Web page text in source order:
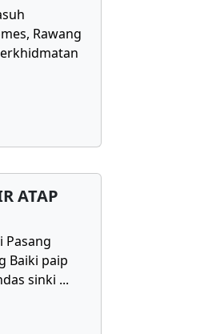
Rawang
ATAP
Pasang
Baiki paip
sinki ...